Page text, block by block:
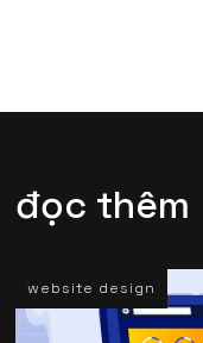
đọc thêm
website design